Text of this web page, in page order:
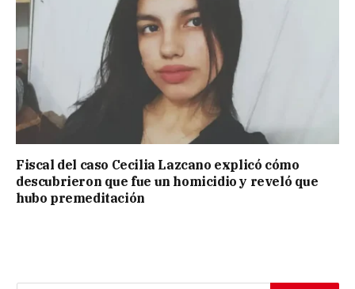
Fiscal del caso Cecilia Lazcano explicó cómo
descubrieron que fue un homicidio y reveló que
hubo premeditación